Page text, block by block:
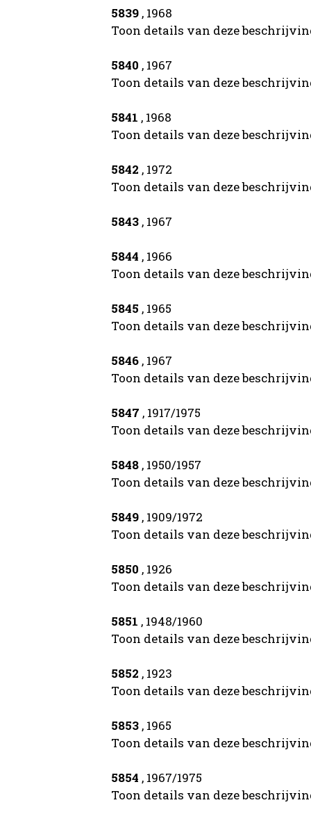
5839 , 1968
Toon details van deze
5840 , 1967
Toon details van deze
5841 , 1968
Toon details van deze
5842 , 1972
Toon details van deze
5843 , 1967
5844 , 1966
Toon details van deze
5845 , 1965
Toon details van deze
5846 , 1967
Toon details van deze
5847 , 1917/1975
Toon details van deze
5848 , 1950/1957
Toon details van deze
5849 , 1909/1972
Toon details van deze
5850 , 1926
Toon details van deze
5851 , 1948/1960
Toon details van deze
5852 , 1923
Toon details van deze
5853 , 1965
Toon details van deze
5854 , 1967/1975
Toon details van deze